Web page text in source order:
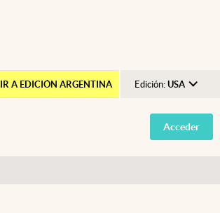
IR A EDICIÓN ARGENTINA Edición: USA
Argentina
España
Acceder